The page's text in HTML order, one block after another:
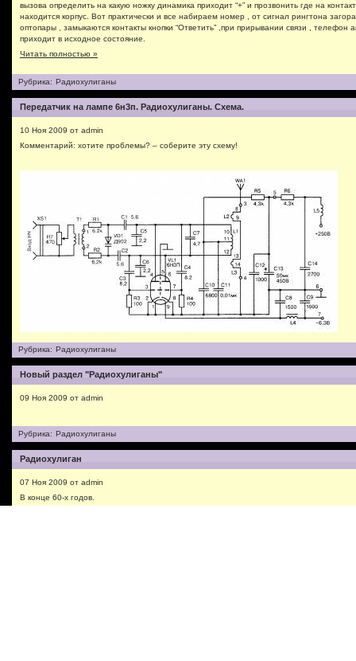
вызова определить на какую ножку динамика приходит “+” и прозвонить где на
находится корпус. Вот практически и все набираем номер , от сигнал рингтона
оптопары , замыкаются контакты кнопки “Ответить” ,при прирывании связи , телефон
приходит в исходное состояние.
Читать полностью »
Рубрика: Радиохулиганы
Передатчик на лампе 6н3п. Радиохулиганы. Схема.
10 Ноя 2009 от admin
Комментарий: хотите проблемы? – соберите эту схему!
Рубрика: Радиохулиганы
Новый раздел "Радиохулиганы"
09 Ноя 2009 от admin
Рубрика: Радиохулиганы
Радиохулиган
07 Ноя 2009 от admin
В конце 60-х годов.